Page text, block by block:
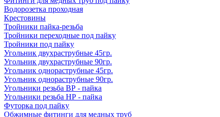
Водорозетка проходная
Крестовины
Тройники пайка-резьба
Тройники переходные под пайку
Тройники под пайку
Угольник двухраструбные 45гр.
Угольник двухраструбные 90гр.
Угольник однораструбные 45гр.
Угольник однораструбные 90гр.
Угольники резьба ВР - пайка
Угольники резьба НР - пайка
Футорка под пайку
Обжимные фитинги для медных труб